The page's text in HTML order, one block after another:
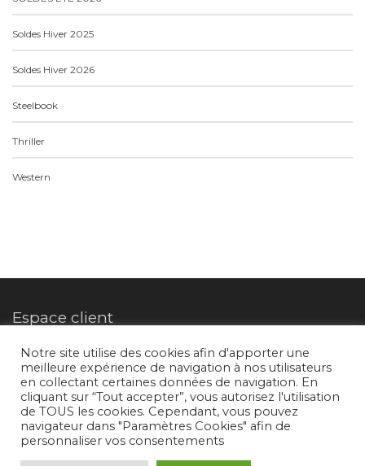
Soldes Hiver 2025
Soldes Hiver 2026
Steelbook
Thriller
Western
Espace client
Mon compte
Suivez-nous
Notre site utilise des cookies afin d'apporter une
meilleure expérience de navigation à nos utilisateurs
en collectant certaines données de navigation. En
cliquant sur “Tout accepter”, vous autorisez l'utilisation
de TOUS les cookies. Cependant, vous pouvez
navigateur dans "Paramètres Cookies" afin de
personnaliser vos consentements